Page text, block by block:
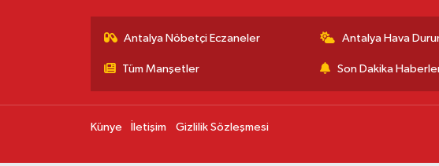
Antalya Nöbetçi Eczaneler Antalya Hava
Tüm Manşetler Son Dakika
Künye İletişim Gizlilik Sözleşmesi